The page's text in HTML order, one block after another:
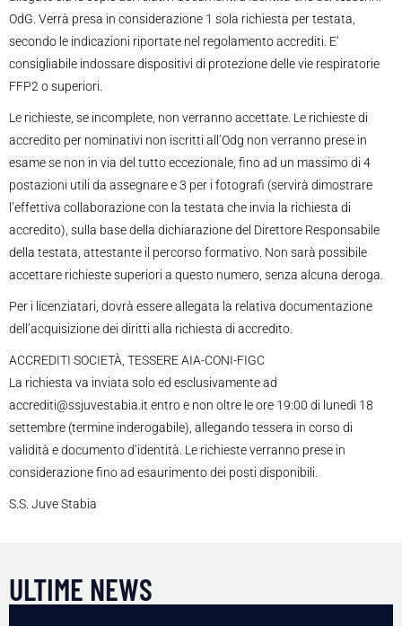
OdG. Verrà presa in considerazione 1 sola richiesta per testata,
secondo le indicazioni riportate nel regolamento accrediti. E’
consigliabile indossare dispositivi di protezione delle vie respiratorie
FFP2 o superiori.
Le richieste, se incomplete, non verranno accettate. Le richieste di
accredito per nominativi non iscritti all’Odg non verranno prese in
esame se non in via del tutto eccezionale, fino ad un massimo di 4
postazioni utili da assegnare e 3 per i fotografi (servirà dimostrare
l’effettiva collaborazione con la testata che invia la richiesta di
accredito), sulla base della dichiarazione del Direttore Responsabile
della testata, attestante il percorso formativo. Non sarà possibile
accettare richieste superiori a questo numero, senza alcuna deroga.
Per i licenziatari, dovrà essere allegata la relativa documentazione
dell’acquisizione dei diritti alla richiesta di accredito.
ACCREDITI SOCIETÀ, TESSERE AIA-CONI-FIGC
La richiesta va inviata solo ed esclusivamente ad
accrediti@ssjuvestabia.it entro e non oltre le ore 19:00 di lunedì 18
settembre (termine inderogabile), allegando tessera in corso di
validità e documento d’identità. Le richieste verranno prese in
considerazione fino ad esaurimento dei posti disponibili.
S.S. Juve Stabia
ULTIME NEWS